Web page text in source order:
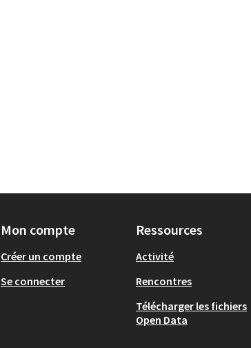
Mon compte
Créer un compte
Se connecter
Ressources
Activité
Rencontres
Télécharger les fichiers
Open Data